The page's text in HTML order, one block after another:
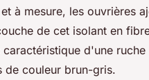
à mesure, les ouvrières
de cet isolant en
d'une ruche
de couleur brun-gris.